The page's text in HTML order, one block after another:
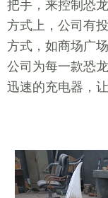
把手，来控制恐
方式上，公司有
方式，如商场广
公司为每一款恐
迅速的充电器，